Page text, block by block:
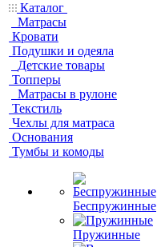
Каталог
Матрасы
Кровати
Подушки и одеяла
Детские товары
Топперы
Матрасы в рулоне
Текстиль
Чехлы для матраса
Основания
Тумбы и комоды
Беспружинные
Пружинные